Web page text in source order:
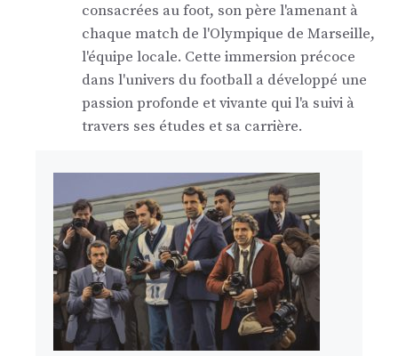
consacrées au foot, son père l'amenant à
chaque match de l'Olympique de Marseille,
l'équipe locale. Cette immersion précoce
dans l'univers du football a développé une
passion profonde et vivante qui l'a suivi à
travers ses études et sa carrière.